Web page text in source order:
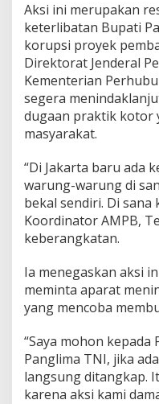
Aksi ini merupakan
keterlibatan Bupati
korupsi proyek
Direktorat Jenderal
Kementerian
segera
dugaan praktik kotor
masyarakat.
“Di Jakarta baru ada
warung-warung di
bekal sendiri. Di sana
Koordinator AMPB,
keberangkatan.
Ia menegaskan aksi
meminta aparat
yang mencoba
“Saya mohon kepada
Panglima TNI, jika
langsung ditangkap.
karena aksi kami